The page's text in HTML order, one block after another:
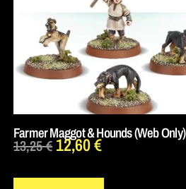
Farmer Maggot & Hounds (Web Only)
13,25€12,60€